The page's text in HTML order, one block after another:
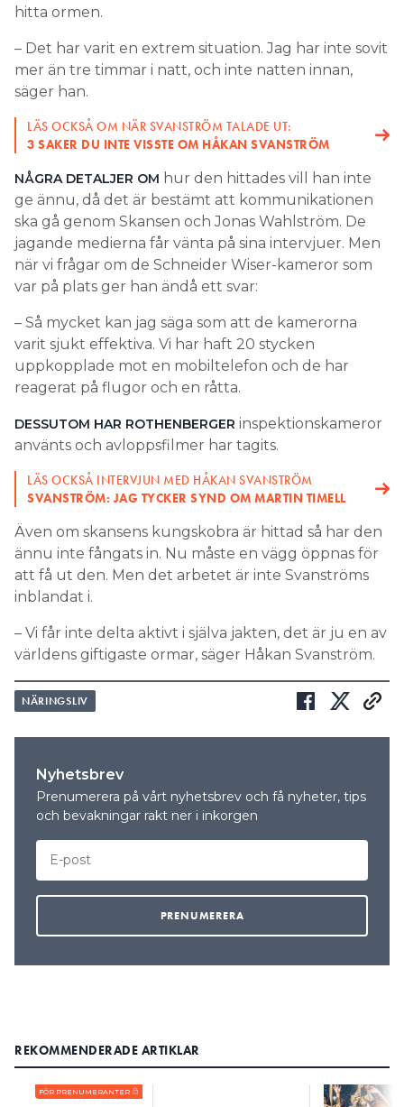
hitta ormen.
– Det har varit en extrem situation. Jag har inte sovit
mer än tre timmar i natt, och inte natten innan,
säger han.
LÄS OCKSÅ OM NÄR SVANSTRÖM TALADE UT:
3 SAKER DU INTE VISSTE OM HÅKAN SVANSTRÖM
NÅGRA DETALJER OM hur den hittades vill han inte
ge ännu, då det är bestämt att kommunikationen
ska gå genom Skansen och Jonas Wahlström. De
jagande medierna får vänta på sina intervjuer. Men
när vi frågar om de Schneider Wiser-kameror som
var på plats ger han ändå ett svar:
– Så mycket kan jag säga som att de kamerorna
varit sjukt effektiva. Vi har haft 20 stycken
uppkopplade mot en mobiltelefon och de har
reagerat på flugor och en råtta.
DESSUTOM HAR ROTHENBERGER inspektionskameror
använts och avloppsfilmer har tagits.
LÄS OCKSÅ INTERVJUN MED HÅKAN SVANSTRÖM
SVANSTRÖM: JAG TYCKER SYND OM MARTIN TIMELL
Även om skansens kungskobra är hittad så har den
ännu inte fångats in. Nu måste en vägg öppnas för
att få ut den. Men det arbetet är inte Svanströms
inblandat i.
– Vi får inte delta aktivt i själva jakten, det är ju en av
världens giftigaste ormar, säger Håkan Svanström.
NÄRINGSLIV
Nyhetsbrev
Prenumerera på vårt nyhetsbrev och få nyheter, tips
och bevakningar rakt ner i inkorgen
REKOMMENDERADE ARTIKLAR
FÖR PRENUMERANTER